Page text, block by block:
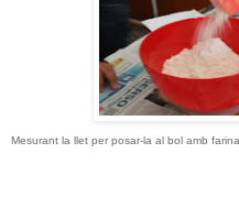
Mesurant la llet per posar-la al bol amb farina